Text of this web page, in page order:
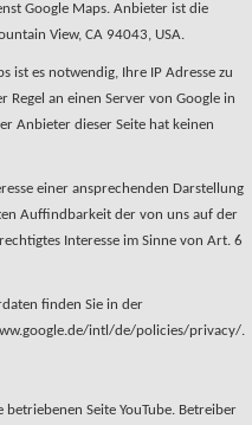
Google Maps. Anbieter ist die
View, CA 94043, USA.
ist es notwendig, Ihre IP Adresse zu
an einen Server von Google in
Anbieter dieser Seite hat keinen
einer ansprechenden Darstellung
Auffindbarkeit der von uns auf der
Interesse im Sinne von Art. 6
finden Sie in der
intl/de/policies/privacy/.
Seite YouTube. Betreiber